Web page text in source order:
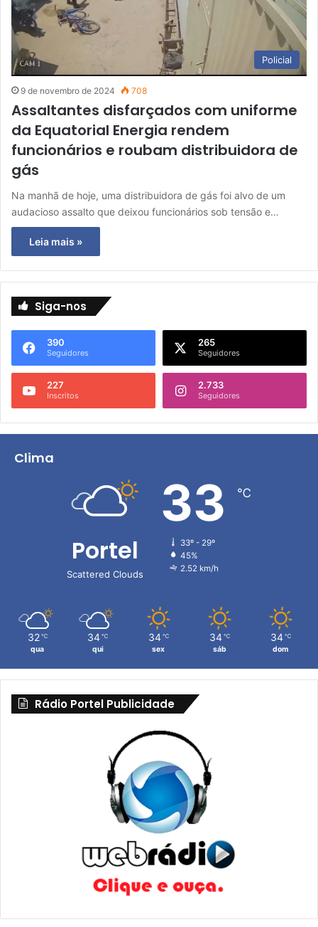
Policial
9 de novembro de 2024 708
Assaltantes disfarçados com uniforme
da Equatorial Energia rendem
funcionários e roubam distribuidora de
gás
Na manhã de hoje, uma distribuidora de gás foi alvo de um
audacioso assalto que deixou funcionários sob tensão e…
Leia mais »
Siga-nos
390
Seguidores
265
Seguidores
227
Inscritos
2.733
Seguidores
Clima
Portel
Scattered Clouds
33 ℃
33º - 29º
45%
2.52 km/h
32 ℃
qua
34 ℃
qui
34 ℃
sex
34 ℃
sáb
34 ℃
dom
Rádio Portel Publicidade